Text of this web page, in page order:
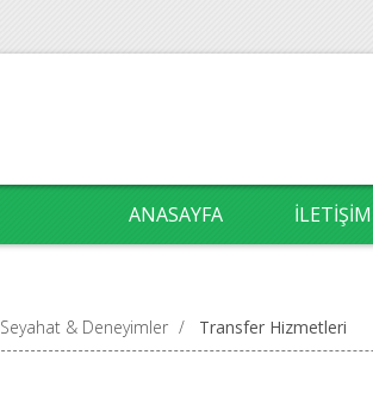
ANASAYFA İLETIŞIM
Seyahat & Deneyimler / Transfer Hizmetleri